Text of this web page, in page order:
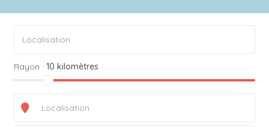
Rayon : 10 kilomètres